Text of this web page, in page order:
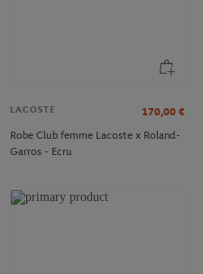
LACOSTE 170,00 €
Robe Club femme Lacoste x Roland-
Garros - Ecru